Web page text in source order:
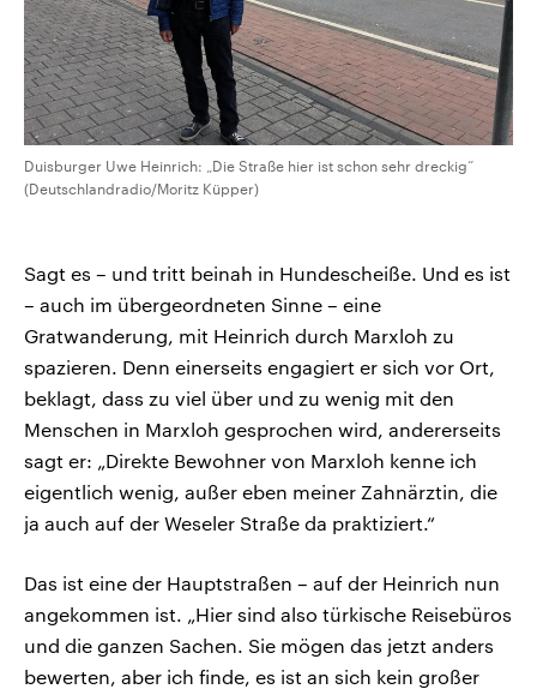
Duisburger Uwe Heinrich: „Die Straße hier ist schon sehr dreckig“
(Deutschlandradio/Moritz Küpper)
Sagt es – und tritt beinah in Hundescheiße. Und es ist
– auch im übergeordneten Sinne – eine
Gratwanderung, mit Heinrich durch Marxloh zu
spazieren. Denn einerseits engagiert er sich vor Ort,
beklagt, dass zu viel über und zu wenig mit den
Menschen in Marxloh gesprochen wird, andererseits
sagt er: „Direkte Bewohner von Marxloh kenne ich
eigentlich wenig, außer eben meiner Zahnärztin, die
ja auch auf der Weseler Straße da praktiziert.“
Das ist eine der Hauptstraßen – auf der Heinrich nun
angekommen ist. „Hier sind also türkische Reisebüros
und die ganzen Sachen. Sie mögen das jetzt anders
bewerten, aber ich finde, es ist an sich kein großer